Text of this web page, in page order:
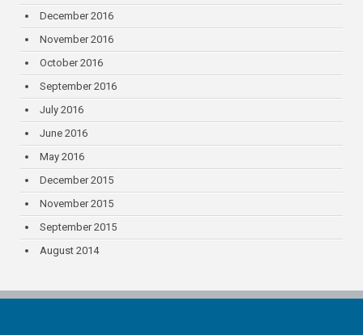
December 2016
November 2016
October 2016
September 2016
July 2016
June 2016
May 2016
December 2015
November 2015
September 2015
August 2014